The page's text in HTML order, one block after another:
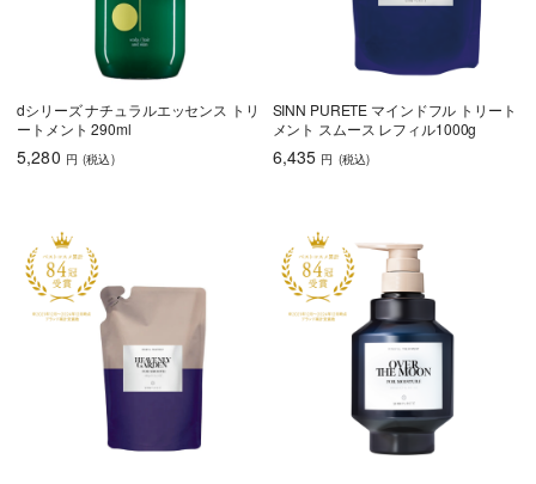
頭皮が脂っぽい ボリュームアッ
プ
うねり・くせ毛 色持ち エイジングケア
育毛
しっとり さらさら ハリコシ
ツヤ
dシリーズ ナチュラルエッセンス トリ
ートメント 290ml
5,280 円 (税込)
SINN PURETE マインドフル トリート
メント スムース レフィル1000g
6,435 円 (税込)